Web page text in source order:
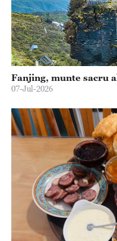
Fanjing, munte sacru
07-Jul-2026